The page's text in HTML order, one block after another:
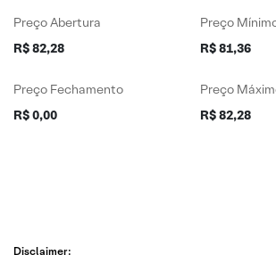
Preço Abertura
R$ 82,28
Preço
R$ 81,36
Preço Fechamento
R$ 0,00
Preço
R$ 82,28
Disclaimer: